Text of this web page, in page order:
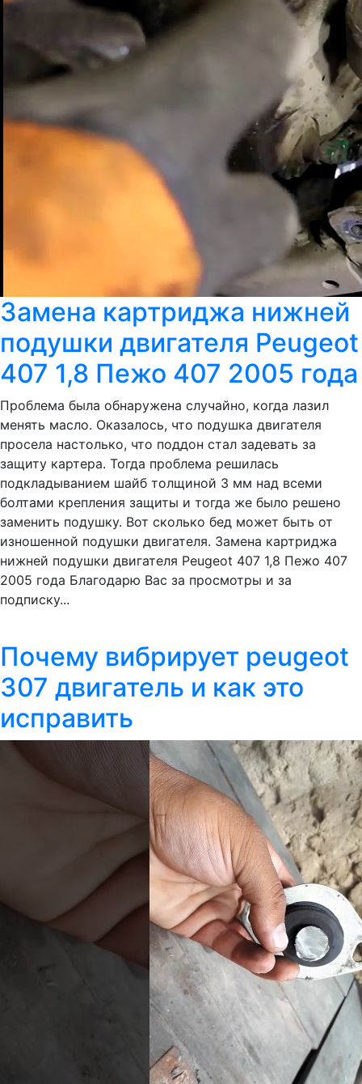
Замена картриджа нижней
подушки двигателя Peugeot
407 1,8 Пежо 407 2005 года
Проблема была обнаружена случайно, когда лазил
менять масло. Оказалось, что подушка двигателя
просела настолько, что поддон стал задевать за
защиту картера. Тогда проблема решилась
подкладыванием шайб толщиной 3 мм над всеми
болтами крепления защиты и тогда же было решено
заменить подушку. Вот сколько бед может быть от
изношенной подушки двигателя. Замена картриджа
нижней подушки двигателя Peugeot 407 1,8 Пежо 407
2005 года Благодарю Вас за просмотры и за
подписку...
Почему вибрирует peugeot
307 двигатель и как это
исправить